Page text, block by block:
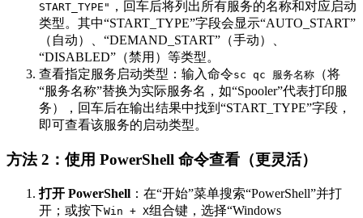
START_TYPE" ，回车后将列出所有服务的名称和对应启动
类型。其中“START_TYPE”字段会显示“AUTO_START”
（自动）、“DEMAND_START”（手动）、
“DISABLED”（禁用）等类型。
查看指定服务启动类型：输入命令sc qc 服务名称 （将
“服务名称”替换为实际服务名，如“Spooler”代表打印服
务），回车后在输出结果中找到“START_TYPE”字段，
即可查看该服务的启动类型。
方法 2：使用 PowerShell 命令查看（更灵活）
打开 PowerShell ：在“开始”菜单搜索“PowerShell”并打
开；或按下Win + X组合键，选择“Windows